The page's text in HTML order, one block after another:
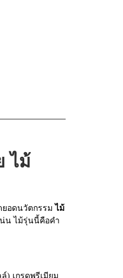
ไม้
ยอดนวัตกรรม ไม้
น ไม้รุ่นนี้คือคำ
) เกรดพรีเมียม